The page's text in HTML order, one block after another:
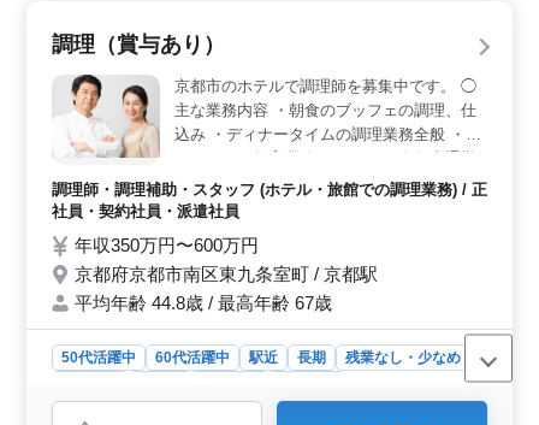
できます。 ＜安定した職場環境＞ 正社員や契約社員
として、安定した収入が得られるのが魅力です。週休2日
制で、福利厚生も充実しており、長く働ける職場です。
調理（賞与あり）
京都市のホテルで調理師を募集中です。 ◯
主な業務内容 ・朝食のブッフェの調理、仕
込み ・ディナータイムの調理業務全般 ・ア
OK ＊経験者優遇（5年以上） ＊ユニフォー
ム貸与 調理経験が5年以上ある方は、給与面
境です。
調理師・調理補助・スタッフ (ホテル・旅館での調理業務) / 正
社員・契約社員・派遣社員
年収350万円〜600万円
京都府京都市南区東九条室町 / 京都駅
平均年齢 44.8歳 / 最高年齢 67歳
50代活躍中 60代活躍中 駅近 長期
残業なし・少なめ